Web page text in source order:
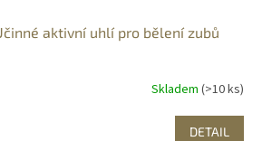
aktivní uhlí pro bělení zubů
Skladem (>10 ks)
DETAIL